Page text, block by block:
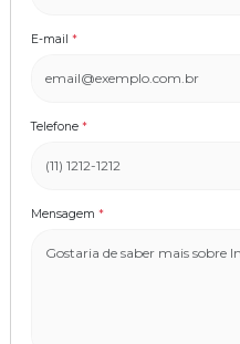
E-mail *
Telefone *
Mensagem *